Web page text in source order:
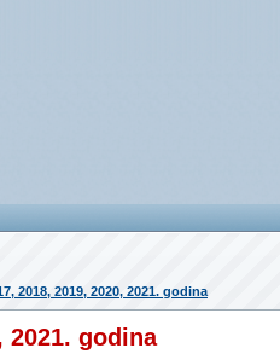
2018, 2019, 2020, 2021. godina
2021. godina